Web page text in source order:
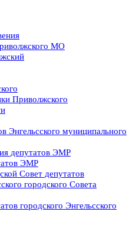
МО
Приволжского
Энгельсского муниципального
депутатов ЭМР
ЭМР
Совет депутатов
городского Совета
городского Энгельсского